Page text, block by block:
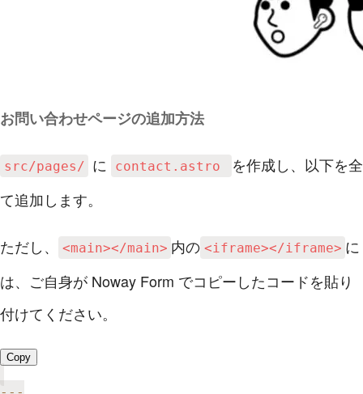
お問い合わせページの追加方法
src/pages/ に contact.astro
を作成し、以下を全
て追加します。
ただし、 <main></main> 内の <iframe></iframe> に
は、ご自身が Noway Form でコピーしたコードを貼り
付けてください。
Copy